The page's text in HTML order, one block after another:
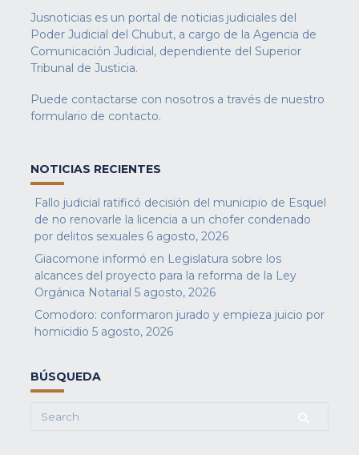
Jusnoticias es un portal de noticias judiciales del
Poder Judicial del Chubut, a cargo de la Agencia de
Comunicación Judicial, dependiente del Superior
Tribunal de Justicia.
Puede contactarse con nosotros a través de nuestro
formulario de contacto.
NOTICIAS RECIENTES
Fallo judicial ratificó decisión del municipio de Esquel
de no renovarle la licencia a un chofer condenado
por delitos sexuales 6 agosto, 2026
Giacomone informó en Legislatura sobre los
alcances del proyecto para la reforma de la Ley
Orgánica Notarial 5 agosto, 2026
Comodoro: conformaron jurado y empieza juicio por
homicidio 5 agosto, 2026
BÚSQUEDA
Search